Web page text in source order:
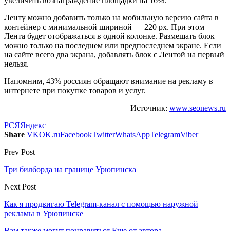
Ленту можно добавить только на мобильную версию сайта в
контейнер с минимальной шириной — 220 px. При этом
Лента будет отображаться в одной колонке. Размещать блок
можно только на последнем или предпоследнем экране. Если
на сайте всего два экрана, добавлять блок с Лентой на первый
нельзя.
Напомним, 43% россиян обращают внимание на рекламу в
интернете при покупке товаров и услуг.
Источник: www.seonews.ru
РСЯЯндекс
Share VKOK.ruFacebookTwitterWhatsAppTelegramViber
Prev Post
Три билборда на границе Урюпинска
Next Post
Как я продвигаю Telegram-канал с помощью наружной
рекламы в Урюпинске